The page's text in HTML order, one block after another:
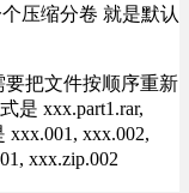
压缩分卷 就是默认
把文件按顺序重新
是 xxx.part1.rar,
xxx.001, xxx.002,
xxx.zip.002